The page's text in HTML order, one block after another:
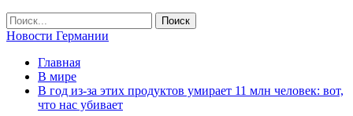
Новости Германии
Главная
В мире
В год из-за этих продуктов умирает 11 млн человек: вот,
что нас убивает